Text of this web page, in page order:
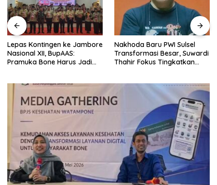
Lepas Kontingen ke Jambore
Nasional XII, BupAAS:
Pramuka Bone Harus Jadi
Nakhoda Baru PWI Sulsel
Transformasi Besar, Suwardi
Thahir Fokus Tingkatkan